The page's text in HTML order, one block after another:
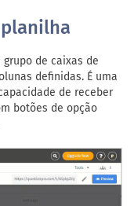
de caixas de
definidas. É uma
de receber
botões de opção